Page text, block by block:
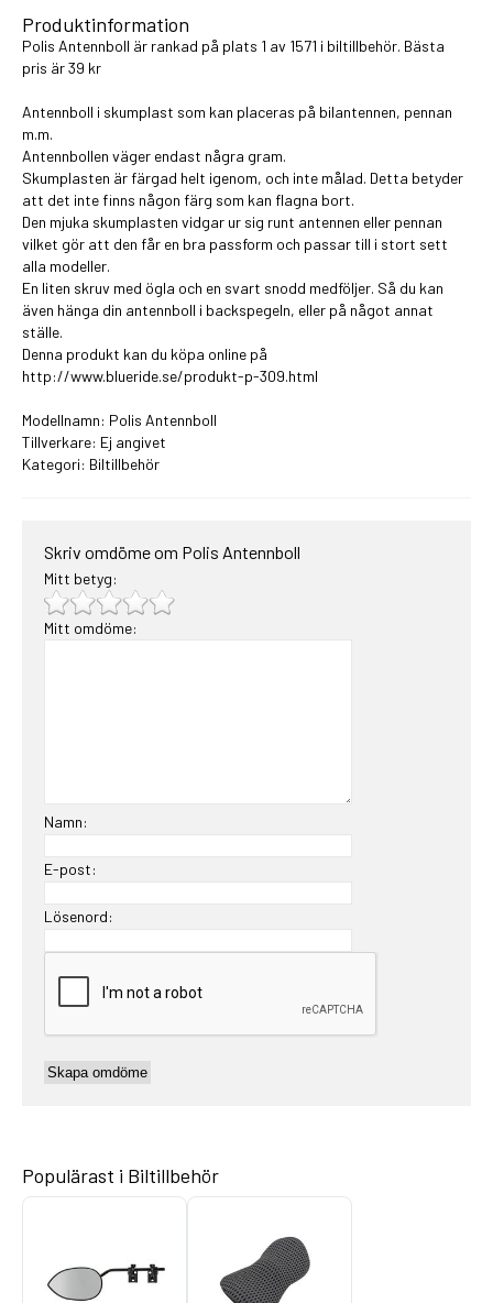
Produktinformation
Polis Antennboll är rankad på plats 1 av 1571 i biltillbehör. Bästa
pris är 39 kr
Antennboll i skumplast som kan placeras på bilantennen, pennan
m.m.
Antennbollen väger endast några gram.
Skumplasten är färgad helt igenom, och inte målad. Detta betyder
att det inte finns någon färg som kan flagna bort.
Den mjuka skumplasten vidgar ur sig runt antennen eller pennan
vilket gör att den får en bra passform och passar till i stort sett
alla modeller.
En liten skruv med ögla och en svart snodd medföljer. Så du kan
även hänga din antennboll i backspegeln, eller på något annat
ställe.
Denna produkt kan du köpa online på
http://www.blueride.se/produkt-p-309.html
Modellnamn: Polis Antennboll
Tillverkare: Ej angivet
Kategori: Biltillbehör
Skriv omdöme om Polis Antennboll
Mitt betyg:
Mitt omdöme:
Namn:
E-post:
Lösenord:
Populärast i Biltillbehör